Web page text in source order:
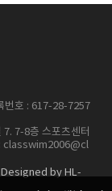
번호 : 617-28-7257
7-8층 스포츠센터
classwim2006@cl
by HL-